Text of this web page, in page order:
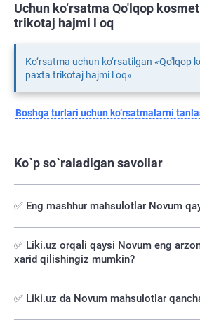
Uchun ko‘rsatma Qo'lqop
trikotaj hajmi l oq
Ko‘rsatma uchun ko‘rsatilgan «Qo'lqop
paxta trikotaj hajmi l oq»
Boshqa turlari uchun ko‘rsatmalarni
Ko`p so`raladigan savollar
✅ Eng mashhur mahsulotlar Novum
✅️ Liki.uz orqali qaysi Novum eng
xarid qilishingiz mumkin?
✅ Liki.uz da Novum mahsulotlar